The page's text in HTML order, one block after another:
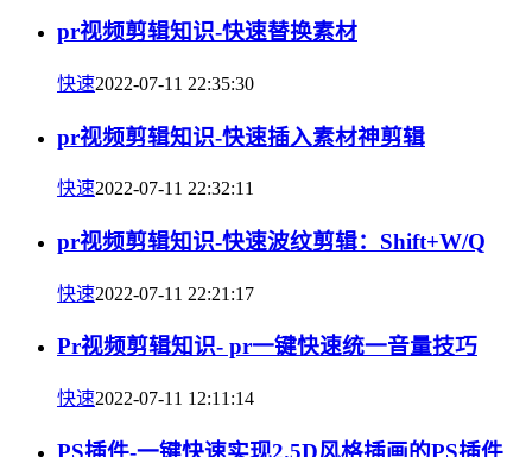
pr视频剪辑知识-快速替换素材
快速2022-07-11 22:35:30
pr视频剪辑知识-快速插入素材神剪辑
快速2022-07-11 22:32:11
pr视频剪辑知识-快速波纹剪辑：Shift+W/Q
快速2022-07-11 22:21:17
Pr视频剪辑知识- pr一键快速统一音量技巧
快速2022-07-11 12:11:14
PS插件-一键快速实现2.5D风格插画的PS插件